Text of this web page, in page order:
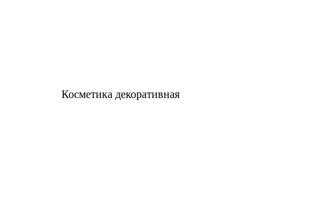
Косметика декоративная